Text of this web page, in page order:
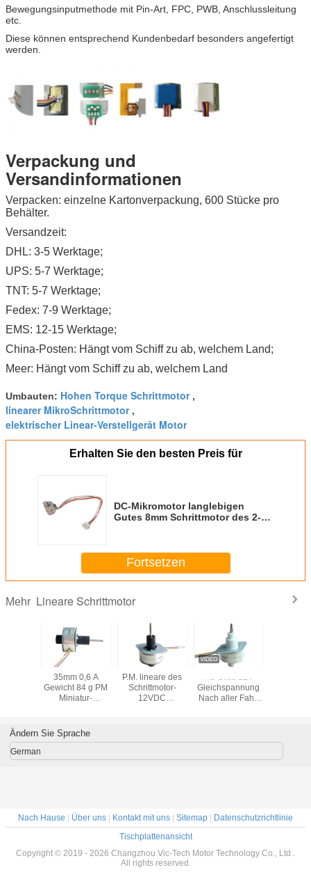
Bewegungsinputmethode mit Pin-Art, FPC, PWB, Anschlussleitung
etc.
Diese können entsprechend Kundenbedarf besonders angefertigt
werden.
Verpackung und
Versandinformationen
Verpacken: einzelne Kartonverpackung, 600 Stücke pro
Behälter.
Versandzeit:
DHL: 3-5 Werktage;
UPS: 5-7 Werktage;
TNT: 5-7 Werktage;
Fedex: 7-9 Werktage;
EMS: 12-15 Werktage;
China-Posten: Hängt vom Schiff zu ab, welchem Land;
Meer: Hängt vom Schiff zu ab, welchem Land
Umbauten: Hohen Torque Schrittmotor,
linearer MikroSchrittmotor,
elektrischer Linear-Verstellgerät Motor
Erhalten Sie den besten Preis für
DC-Mikromotor langlebigen
Gutes 8mm Schrittmotor des 2-
Fortsetzen
Mehr Lineare Schrittmotor
35mm 0,6 A
Gewicht 84 g PM
Miniatur-
Aktivierung,
RoHS-zertifiziert
P.M. lineare des
Schrittmotor-
12VDC
7.5 Grad 12V
Gleichspannung
Nach aller Fahrt
Linearmotor
Drucker
Ändern Sie Sprache
German
Nach Hause Über uns Kontakt mit uns Sitemap
Datenschutzrichtlinie
Tischplattenansicht
Copyright © 2019 - 2026 Changzhou Vic-Tech Motor Technology Co., Ltd..
All rights reserved.